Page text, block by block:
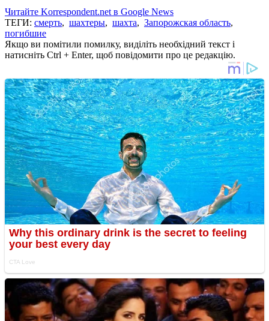
Читайте Korrespondent.net в Google News
ТЕГИ: смерть, шахтеры, шахта, Запорожская область,
погибшие
Якщо ви помітили помилку, виділіть необхідний текст і
натисніть Ctrl + Enter, щоб повідомити про це редакцію.